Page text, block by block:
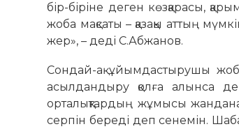
бір-біріне деген көзқарасы,
жоба мақсаты – қазақы аттың
жер», – деді С.Абжанов.
Сондай-ақ ұйымдастырушы
асылдандыру қолға алынса
орталықтардың жұмысы
серпін береді деп сенемін.